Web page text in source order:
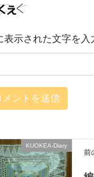
表示された文字を入
KUOKEA-Diary
前